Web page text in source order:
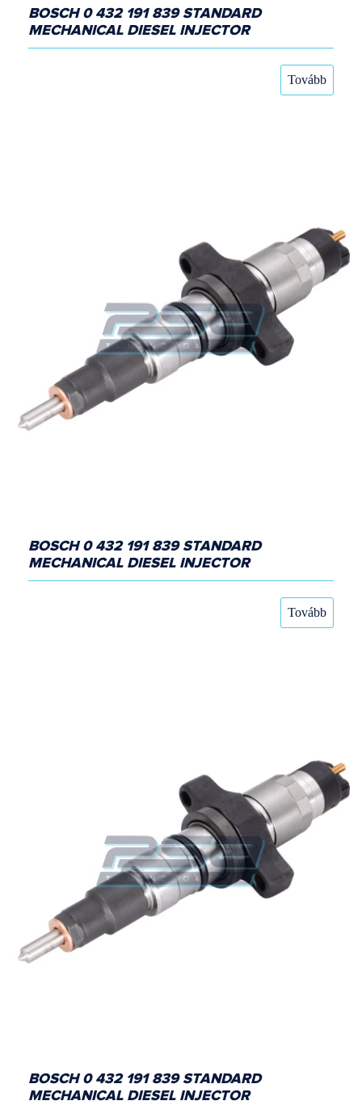
BOSCH 0 432 191 839 STANDARD
MECHANICAL DIESEL INJECTOR
Tovább
BOSCH 0 432 191 839 STANDARD
MECHANICAL DIESEL INJECTOR
Tovább
BOSCH 0 432 191 839 STANDARD
MECHANICAL DIESEL INJECTOR